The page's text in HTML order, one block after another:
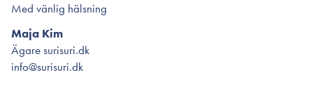
Med vänlig hälsning
Maja Kim
Ägare surisuri.dk
info@surisuri.dk